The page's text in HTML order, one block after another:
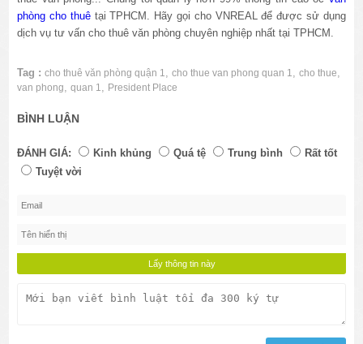
phòng cho thuêtại TPHCM. Hãy gọi cho VNREAL để được sử dụng
dịch vụ tư vấn cho thuê văn phòng chuyên nghiệp nhất tại TPHCM.
Tag : cho thuê văn phòng quận 1,cho thue van phong quan 1,cho thue,
van phong,quan 1, President Place
BÌNH LUẬN
ĐÁNH GIÁ: Kinh khủng Quá tệ Trung bình
Rất tốt
Tuyệt vời